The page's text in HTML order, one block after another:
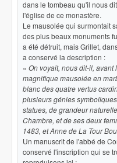
dans le tombeau qu'il nous
l'église de ce monastère.
Le mausolée qui surmontait
des plus beaux monuments
a été détruit, mais Grillet,
a conservé la description :
« On voyait, nous dit-il,
magnifique mausolée en
blanc des quatre vertus
plusieurs génies
statues, de grandeur
Chambre, et de ses deux
1483, et Anne de La Tour
Un manuscrit de l'abbé de
conservé l'inscription qui se